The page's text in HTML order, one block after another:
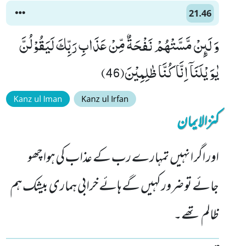
21.46
وَ لَىٕنْ مَّسَّتْهُمْ نَفْحَةٌ مِّنْ عَذَابِ رَبِّكَ لَیَقُوْلُنَّ
یٰوَیْلَنَاۤ اِنَّا كُنَّا ظٰلِمِیْنَ(46)
Kanz ul Iman Kanz ul Irfan
کنزالایمان
اور اگر انہیں تمہارے رب کے عذاب کی ہوا چھو
جائے تو ضرور کہیں گے ہائے خرابی ہماری بیشک ہم
ظالم تھے۔